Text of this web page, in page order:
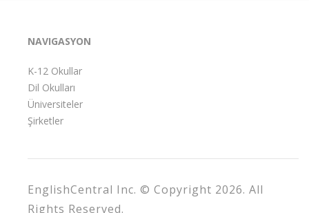
NAVIGASYON
K-12 Okullar
Dil Okulları
Üniversiteler
Şirketler
EnglishCentral Inc. © Copyright 2026. All
Rights Reserved.